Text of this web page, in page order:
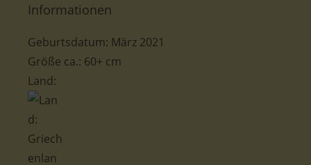
Informationen
Geburtsdatum: März 2021
Größe ca.: 60+ cm
Land: